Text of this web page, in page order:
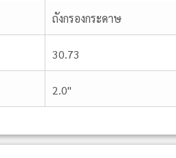
ถังกรองกระดาษ
30.73
2.0"